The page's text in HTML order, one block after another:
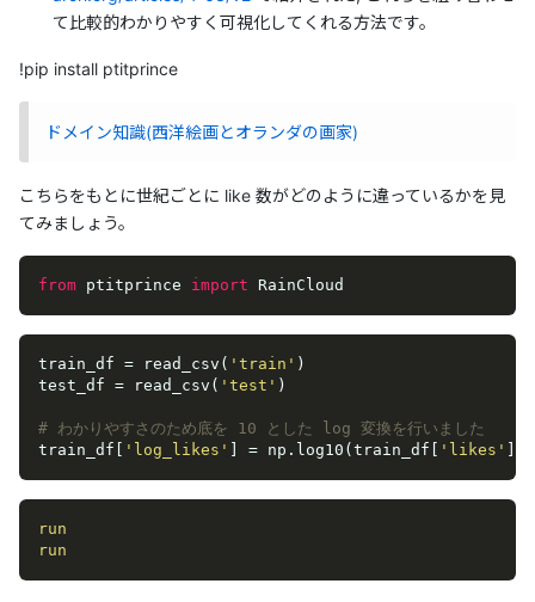
て比較的わかりやすく可視化してくれる方法です。
!pip install ptitprince
ドメイン知識(西洋絵画とオランダの画家)
こちらをもとに世紀ごとに like 数がどのように違っているかを見
てみましょう。
from ptitprince import RainCloud
train_df = read_csv( 'train' )
test_df = read_csv( 'test' )
# わかりやすさのため底を 10 とした log 変換を行いました
train_df[
'log_likes' ] = np.log10(train_df[ 'likes'
run
run